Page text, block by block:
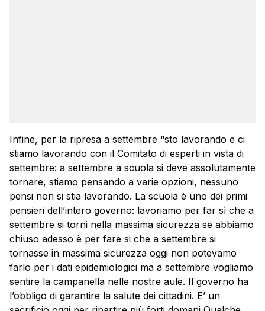
Infine, per la ripresa a settembre “sto lavorando e ci
stiamo lavorando con il Comitato di esperti in vista di
settembre: a settembre a scuola si deve assolutamente
tornare, stiamo pensando a varie opzioni, nessuno
pensi non si stia lavorando. La scuola è uno dei primi
pensieri dell’intero governo: lavoriamo per far sì che a
settembre si torni nella massima sicurezza se abbiamo
chiuso adesso è per fare si che a settembre si
tornasse in massima sicurezza oggi non potevamo
farlo per i dati epidemiologici ma a settembre vogliamo
sentire la campanella nelle nostre aule. Il governo ha
l’obbligo di garantire la salute dei cittadini. E’ un